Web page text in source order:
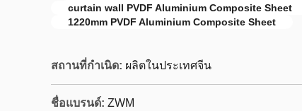
curtain wall PVDF Aluminium Composite Sheet
1220mm PVDF Aluminium Composite Sheet
สถานที่กำเนิด: ผลิตในประเทศจีน
ชื่อแบรนด์: ZWM